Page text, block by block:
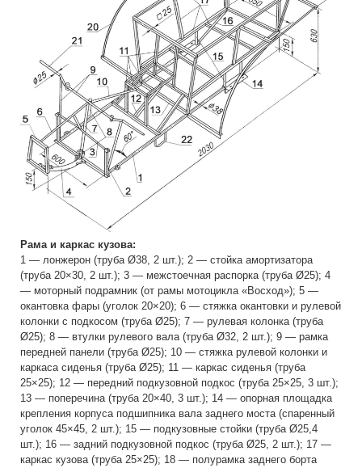
Рама и каркас кузова:
1 — лонжерон (труба Ø38, 2 шт.); 2 — стойка амортизатора
(труба 20×30, 2 шт.); 3 — межстоечная распорка (труба Ø25); 4
— моторный подрамник (от рамы мотоцикла «Восход»); 5 —
окантовка фары (уголок 20×20); 6 — стяжка окантовки и рулевой
колонки с подкосом (труба Ø25); 7 — рулевая колонка (труба
Ø25); 8 — втулки рулевого вала (труба Ø32, 2 шт.); 9 — рамка
передней панели (труба Ø25); 10 — стяжка рулевой колонки и
каркаса сиденья (труба Ø25); 11 — каркас сиденья (труба
25×25); 12 — передний подкузовной подкос (труба 25×25, 3 шт.);
13 — поперечина (труба 20×40, 3 шт.); 14 — опорная площадка
крепления корпуса подшипника вала заднего моста (спаренный
уголок 45×45, 2 шт.); 15 — подкузовные стойки (труба Ø25,4
шт.); 16 — задний подкузовной подкос (труба Ø25, 2 шт.); 17 —
каркас кузова (труба 25×25); 18 — полурамка заднего борта